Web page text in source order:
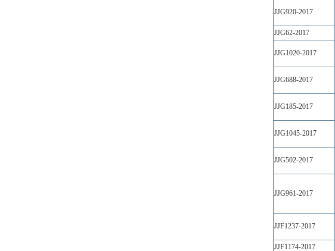
JJG920-2017
JJG62-2017
JJG1020-2017
JJG688-2017
JJG185-2017
JJG1045-2017
JJG502-2017
JJG961-2017
JJF1237-2017
JJF1174-2017